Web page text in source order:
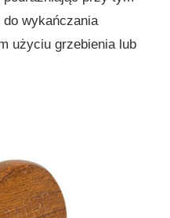
wykańczania
użyciu grzebienia lub